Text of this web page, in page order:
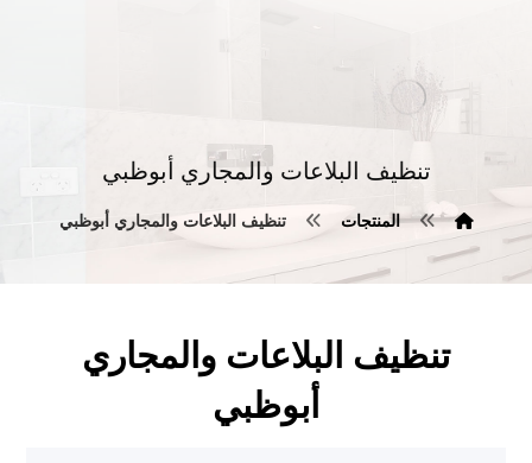
تنظيف البلاعات والمجاري أبوظبي
المنتجات تنظيف البلاعات والمجاري أبوظبي
تنظيف البلاعات والمجاري
أبوظبي